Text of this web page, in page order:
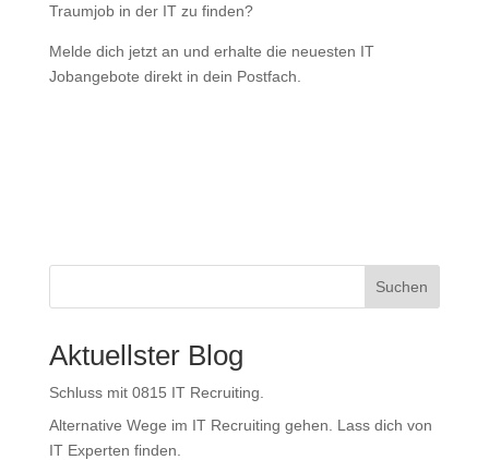
Traumjob in der IT zu finden?
Melde dich jetzt an und erhalte die neuesten IT
Jobangebote direkt in dein Postfach.
Suchen
Aktuellster Blog
Schluss mit 0815 IT Recruiting.
Alternative Wege im IT Recruiting gehen. Lass dich von
IT Experten finden.